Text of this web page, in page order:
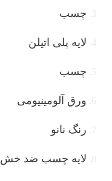
چسب
لایه پلی اتیلن
چسب
ورق آلومینیومی
رنگ نانو
لایه چسب ضد خش